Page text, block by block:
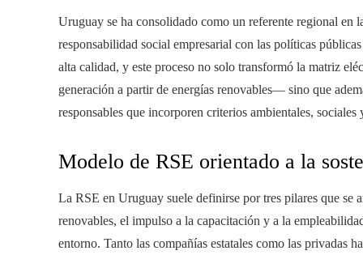
Uruguay se ha consolidado como un referente regional en
responsabilidad social empresarial con las políticas
alta calidad, y este proceso no solo transformó la matriz
generación a partir de energías renovables— sino que
responsables que incorporen criterios ambientales, sociales
Modelo de RSE orientado a la
La RSE en Uruguay suele definirse por tres pilares que se
renovables, el impulso a la capacitación y a la
entorno. Tanto las compañías estatales como las privadas